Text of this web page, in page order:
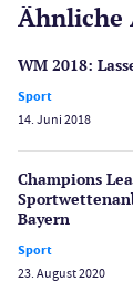
Poker
Schlagzeilen
Spiele
PayPal
Merkur
Ähnliche
WM 2018:
Sport
14. Juni 2018
Champions
Bayern
Sport
23. August 2020